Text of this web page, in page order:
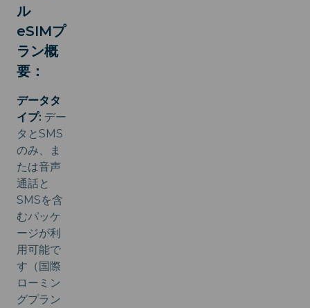
ル
eSIMプ
ラン概
要：
データタ
イプ: デー
タとSMS
のみ、ま
たは音声
通話と
SMSを含
むパッケ
ージが利
用可能で
す（国際
ローミン
グプラン